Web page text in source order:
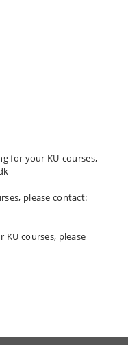
for your KU-courses,
please contact:
courses, please